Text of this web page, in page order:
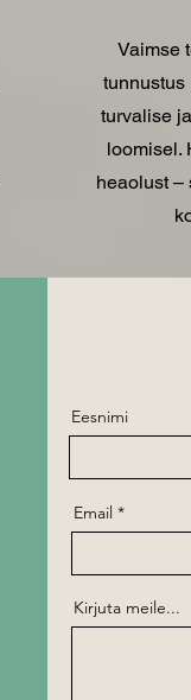
Vaimse
turvalise
loomisel.
heaolust –
Eesnimi
Email
Kirjuta meile...